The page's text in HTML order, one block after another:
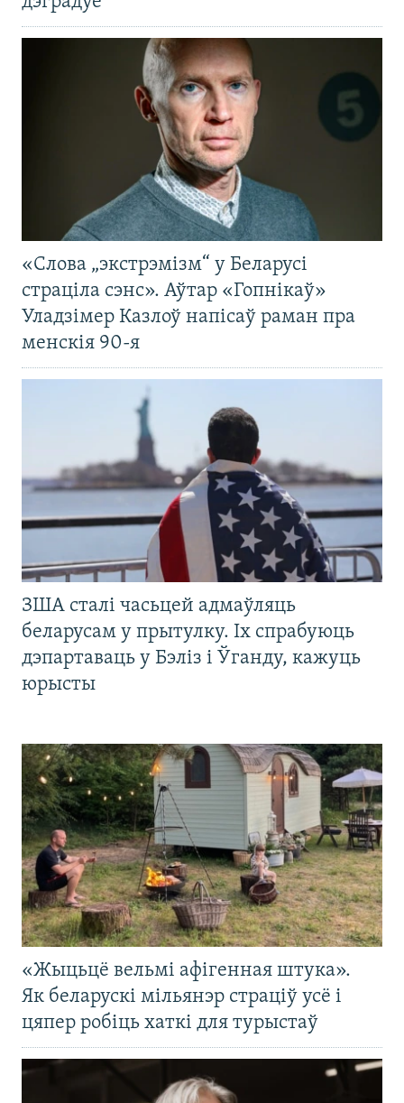
«Слова „экстрэмізм“ у Беларусі
страціла сэнс». Аўтар «Гопнікаў»
Уладзімер Казлоў напісаў раман пра
менскія 90-я
ЗША сталі часьцей адмаўляць
беларусам у прытулку. Іх спрабуюць
дэпартаваць у Бэліз і Ўганду, кажуць
юрысты
«Жыцьцё вельмі афігенная штука».
Як беларускі мільянэр страціў усё і
цяпер робіць хаткі для турыстаў